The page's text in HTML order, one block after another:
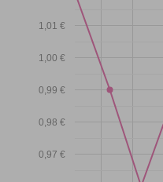
0,97 €
0,98 €
0,99 €
1,00 €
1,01 €